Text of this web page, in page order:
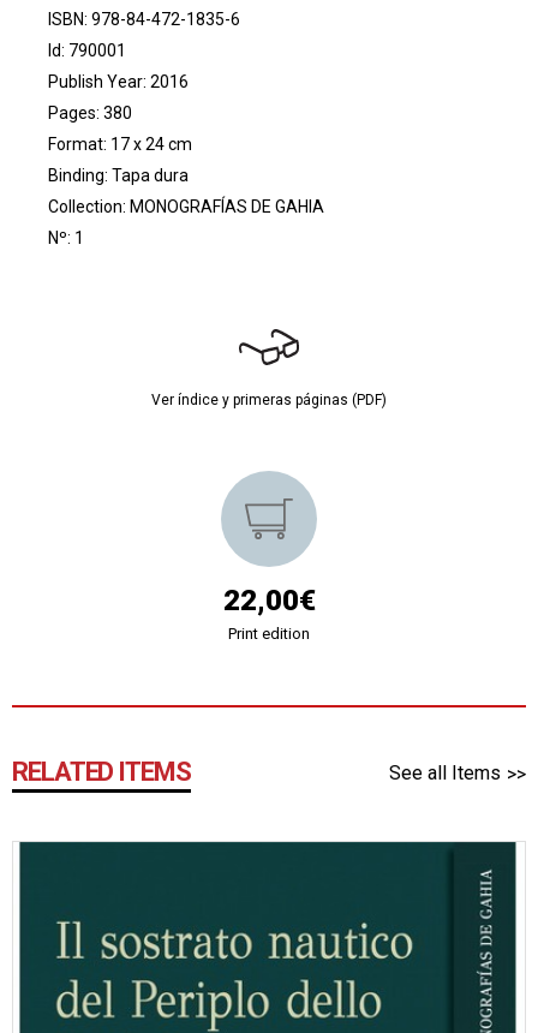
ISBN: 978-84-472-1835-6
Id: 790001
Publish Year: 2016
Pages: 380
Format: 17 x 24 cm
Binding: Tapa dura
Collection: MONOGRAFÍAS DE GAHIA
Nº: 1
Ver índice y primeras páginas (PDF)
22,00€
Print edition
RELATED ITEMS See all Items